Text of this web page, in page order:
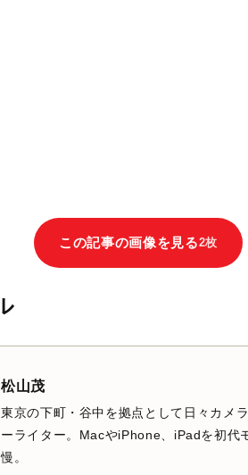
この記事の画像を見る2枚
松山茂
東京の下町・谷中を拠点として日々カメ
ーライター。MacやiPhone、iPadを初代
慢。